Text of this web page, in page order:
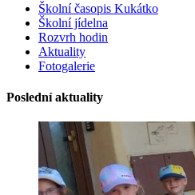
Školní časopis Kukátko
Školní jídelna
Rozvrh hodin
Aktuality
Fotogalerie
Poslední aktuality